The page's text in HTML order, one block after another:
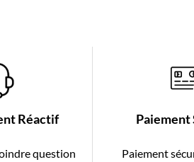
Réactif
question
Paiement
Paiement